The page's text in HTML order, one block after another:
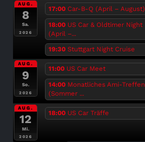
AUG.
8
Sa.
2026
17:00 Car-B-Q (April – August)
18:00 US Car & Oldtimer Night
(April –...
19:30 Stuttgart Night Cruise
AUG.
9
So.
2026
11:00 US Car Meet
14:00 Monatliches Ami-Treffen
(Sommer ...
AUG.
12
Mi.
2026
18:00 US Car Träffe